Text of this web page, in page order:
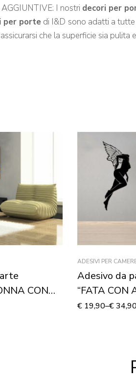
I nostri decori per
per porte di I&D sono adatti a tutte
che la superficie sia
CON
ADESIVI PER
Adesivo da
“FATA CON
murale
€19,90–€